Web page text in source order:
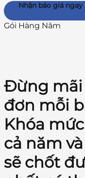
Nhận báo giá
Gói Hàng Năm
Đừng mãi
đơn mỗi
Khóa
cả năm
sẽ chốt